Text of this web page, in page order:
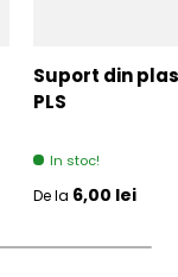
Suport din
PLS
In stoc!
Pret initial
De la 6,00 lei